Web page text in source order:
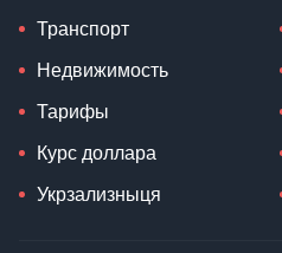
Транспорт
Недвижимость
Тарифы
Курс доллара
Укрзализныця